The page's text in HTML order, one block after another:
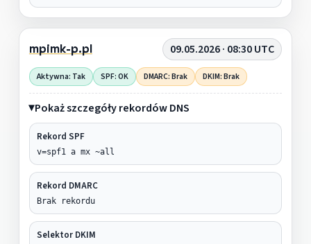
mpimk-p.pl 09.05.2026 · 08:30 UTC
Aktywna: Tak SPF: OK DMARC: Brak DKIM: Brak
Pokaż szczegóły rekordów DNS
Rekord SPF
v=spf1 a mx ~all
Rekord DMARC
Brak rekordu
Selektor DKIM